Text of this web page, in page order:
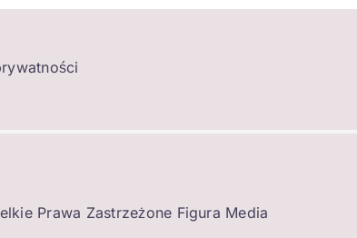
Prawa Zastrzeżone Figura Media